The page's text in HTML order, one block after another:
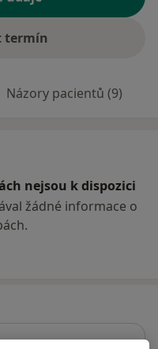
termín
Názory pacientů (9)
nejsou k dispozici
žádné informace o